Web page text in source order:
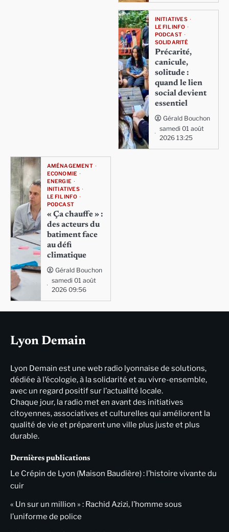
INITIATIVES
LE FIL INFO
PODCAST
SOLIDARITÉ
Précarité,
canicule,
solitude :
quand le lien
social devient
essentiel
Gérald Bouchon
samedi 01 août
2026 13:25
AMÉNAGEMENT
ECONOMIE
ENERGIE
INITIATIVES
LE FIL INFO
PODCAST
« Ça chauffe » :
des acteurs du
batiment face
au défi
climatique
Gérald Bouchon
samedi 01 août
2026 09:56
Lyon Demain
Lyon Demain est une web radio lyonnaise de solutions,
dédiée à l’écologie, à la solidarité et au vivre-ensemble,
avec un regard positif sur l’actualité locale.
Chaque jour, la radio met en avant des initiatives
citoyennes, associatives et culturelles qui améliorent la
qualité de vie et préparent une ville plus juste et plus
durable.
Dernières publications
Le Crépin de Lyon (Maison Baudière) : l’histoire vivante du
cuir
« Un sur un million » : Rachid Azizi, l’homme sous
l’uniforme de police